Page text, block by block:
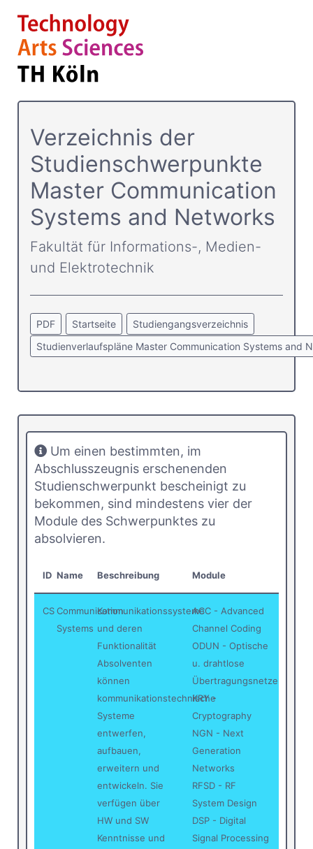
Verzeichnis der
Studienschwerpunkte
Master Communication
Systems and Networks
Fakultät für Informations-, Medien-
und Elektrotechnik
PDF Startseite
Studiengangsverzeichnis
Studienverlaufspläne Master Communication Systems and
Um einen bestimmten, im
Abschlusszeugnis erschenenden
Studienschwerpunkt bescheinigt zu
bekommen, sind mindestens vier der
Module des Schwerpunktes zu
absolvieren.
ID Name Beschreibung Module
CSCommunication
Systems
Kommunikationssysteme
und deren
Funktionalität
Absolventen
können
kommunikationstechnische
Systeme
entwerfen,
aufbauen,
erweitern und
entwickeln. Sie
verfügen über
HW und SW
Kenntnisse und
ACC - Advanced
Channel Coding
ODUN - Optische
u. drahtlose
Übertragungsnetze
KRY -
Cryptography
NGN - Next
Generation
Networks
RFSD - RF
System Design
DSP - Digital
Signal Processing